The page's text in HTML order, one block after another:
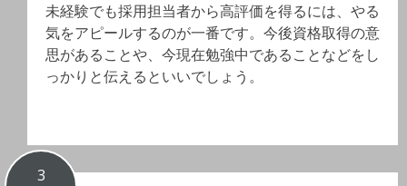
未経験でも採用担当者から高評価を得るには、やる
気をアピールするのが一番です。今後資格取得の意
思があることや、今現在勉強中であることなどをし
っかりと伝えるといいでしょう。
3